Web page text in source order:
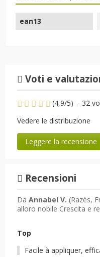
ean13
Voti e
(4,9/5) - 32
Vedere le distribuzione
Leggere la recensione
Recensioni
Da Annabel V. (Razès,
alloro nobile Crescita e
Top
Facile à appliquer,